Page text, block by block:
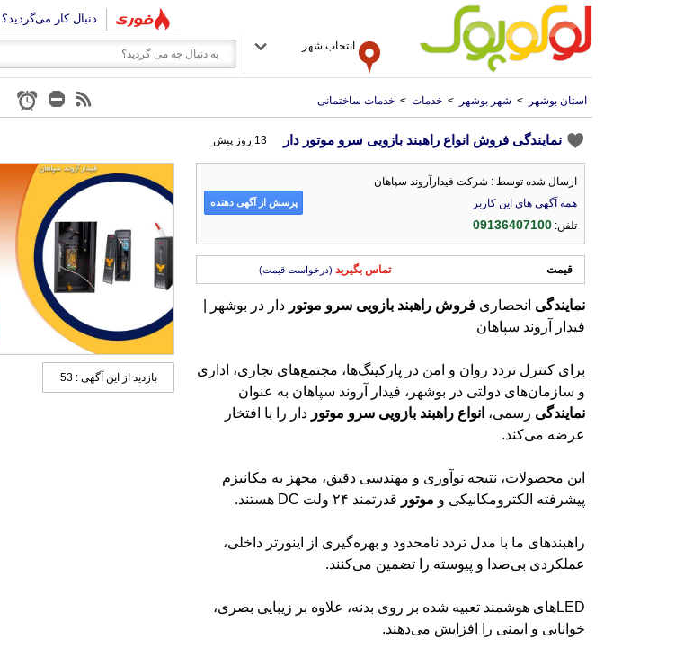
دنبال کار می‌گردید؟
انتخاب شهر
استان بوشهر > شهر بوشهر > خدمات > خدمات ساختمانی
نمایندگی فروش انواع راهبند بازویی سرو موتور دار 13 روز پیش
بازدید از این آگهی : 53
ارسال شده توسط : شرکت فیدارآروند سپاهان
همه آگهی های این کاربر
تلفن:09136407100
پرسش از آگهی دهنده
قیمت تماس بگیرید (درخواست قیمت)
نمایندگی انحصاری فروش راهبند بازویی سرو موتور دار در بوشهر |
فیدار آروند سپاهان
برای کنترل تردد روان و امن در پارکینگ‌ها، مجتمع‌های تجاری، اداری
و سازمان‌های دولتی در بوشهر، فیدار آروند سپاهان به عنوان
نمایندگی رسمی، انواع راهبند بازویی سرو موتور دار را با افتخار
عرضه می‌کند.
این محصولات، نتیجه نوآوری و مهندسی دقیق، مجهز به مکانیزم
پیشرفته الکترومکانیکی و موتور قدرتمند ۲۴ ولت DC هستند.
راهبندهای ما با مدل تردد نامحدود و بهره‌گیری از اینورتر داخلی،
عملکردی بی‌صدا و پیوسته را تضمین می‌کنند.
LEDهای هوشمند تعبیه شده بر روی بدنه، علاوه بر زیبایی بصری،
خوانایی و ایمنی را افزایش می‌دهند.